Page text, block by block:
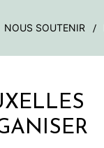
NOUS SOUTENIR